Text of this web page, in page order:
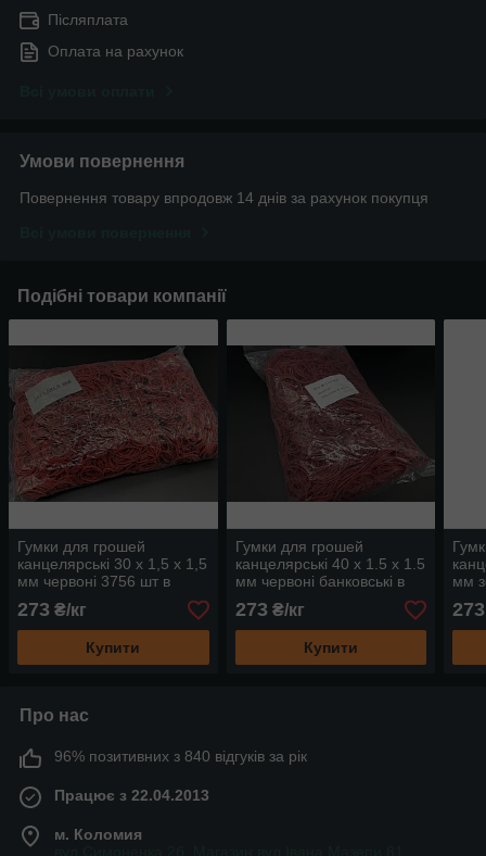
Післяплата
Оплата на рахунок
Умови повернення
Повернення товару впродовж 14 днів за рахунок покупця
Подібні товари компанії
Гумки для грошей
канцелярські 30 х 1,5 х 1,5
мм червоні 3756 шт в
пакеті
273 ₴/кг
Купити
Гумки для грошей
канцелярські 40 х 1.5 х 1.5
мм червоні банковські в
пакеті
273 ₴/кг
Купити
мм
273
Про нас
96% позитивних з 840 відгуків за рік
Працює з 22.04.2013
м. Коломия